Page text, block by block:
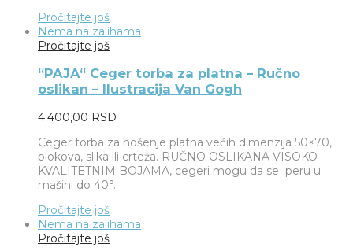
Pročitajte još
Nema na zalihama
Pročitajte još
“PAJA“ Ceger torba za platna – Ručno
oslikan – Ilustracija Van Gogh
4.400,00 RSD
Ceger torba za nošenje platna većih dimenzija 50×70,
blokova, slika ili crteža. RUČNO OSLIKANA VISOKO
KVALITETNIM BOJAMA, cegeri mogu da se peru u
mašini do 40°.
Pročitajte još
Nema na zalihama
Pročitajte još